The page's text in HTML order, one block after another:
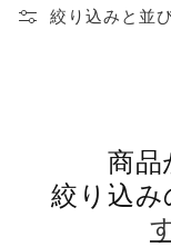
絞り込みと並
商品
絞り込